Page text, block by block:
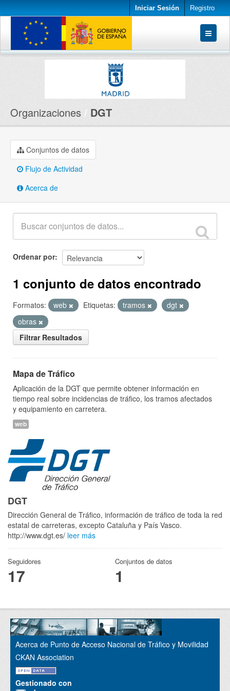
Iniciar Sesión Registro
Conjuntos de datos
Organizaciones DGT
Conjuntos de datos
Flujo de Actividad
Acerca de
Ordenar por
1 conjunto de datos encontrado
Formatos: web Etiquetas: tramos
dgt
obras
Filtrar Resultados
Mapa de Tráfico
Aplicación de la DGT que permite obtener información en
tiempo real sobre incidencias de tráfico, los tramos afectados
y equipamiento en carretera.
web
DGT
Dirección General de Tráfico, información de tráfico de toda la red
estatal de carreteras, excepto Cataluña y País Vasco.
http://www.dgt.es/ leer más
Seguidores
17
Conjuntos de datos
1
Acerca de Punto de Acceso Nacional de Tráfico y Movilidad
CKAN Association
Gestionado con